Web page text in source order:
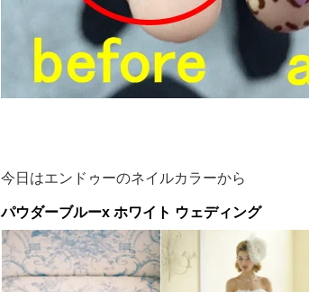
今日はエンドゥーのネイルカラーから
パウダーブルーx ホワイト ウェディング